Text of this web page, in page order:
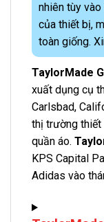
nhiên tùy
của thiết bị,
toàn giống.
TaylorMade
xuất dụng cụ
Carlsbad,
thị trường
quần áo.
KPS Capital
Adidas vào